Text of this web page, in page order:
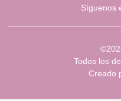
Síguenos
Todos los
Creado